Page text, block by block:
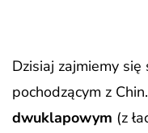
Dzisiaj zajmiemy
pochodzącym z
dwuklapowym (z